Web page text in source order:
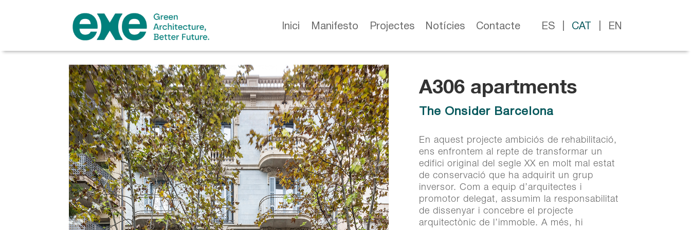
Inici Manifesto Projectes Notícies Contacte ES CAT EN
A306 apartments
The Onsider Barcelona
En aquest projecte ambiciós de rehabilitació,
ens enfrontem al repte de transformar un
edifici original del segle XX en molt mal estat
de conservació que ha adquirit un grup
inversor. Com a equip d’arquitectes i
promotor delegat, assumim la responsabilitat
de dissenyar i concebre el projecte
arquitectònic de l’immoble. A més, hi
A306 apartments
The Onsider Barcelona
ens enfrontem al repte de transformar un
edifici original del segle XX en molt mal estat
de conservació que ha adquirit un grup
inversor. Com a equip d’arquitectes i
promotor delegat, assumim la responsabilitat
de dissenyar i concebre el projecte
arquitectònic de l’immoble. A més, hi
col·labora el prestigiós interiorista Jaime